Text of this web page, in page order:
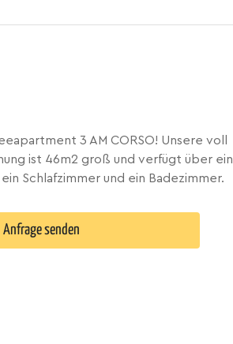
3 AM CORSO! Unsere voll
ist 46m2 groß und verfügt über ein
Schlafzimmer und ein Badezimmer.
Anfrage senden